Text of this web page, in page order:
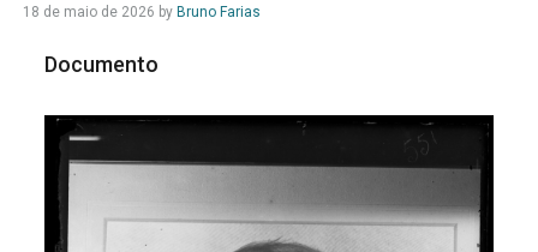
18 de maio de 2026 by Bruno Farias
Documento